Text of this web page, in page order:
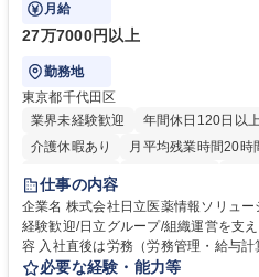
月給
27万7000円以上
勤務地
東京都千代田区
業界未経験歓迎
年間休日120日以上
介護休暇あり
月平均残業時間20時
住宅手当あり
育休あり
完全週休2日制 交通費
仕事の内容
企業名 株式会社日立医薬情報ソリューションズ 求人名 【
経験歓迎/日立グループ/組織運営を支える
容 入社直後は労務（労務管理・給与
任せいたします。将来は総務・採用・
必要な経験・能力等